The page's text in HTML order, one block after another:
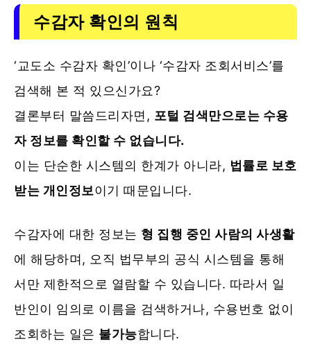
수감자 확인의 원칙
‘교도소 수감자 확인’이나 ‘수감자 조회서비스’를
검색해 본 적 있으신가요?
결론부터 말씀드리자면, 포털 검색만으로는 수용
자 정보를 확인할 수 없습니다.
이는 단순한 시스템의 한계가 아니라, 법률로 보호
받는 개인정보이기 때문입니다.
수감자에 대한 정보는 형 집행 중인 사람의 사생활
에 해당하며, 오직 법무부의 공식 시스템을 통해
서만 제한적으로 열람할 수 있습니다. 따라서 일
반인이 임의로 이름을 검색하거나, 수용번호 없이
조회하는 일은 불가능합니다.